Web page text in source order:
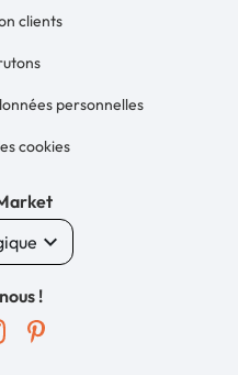
clients
personnelles
cookies
keyboard_arrow_down
!